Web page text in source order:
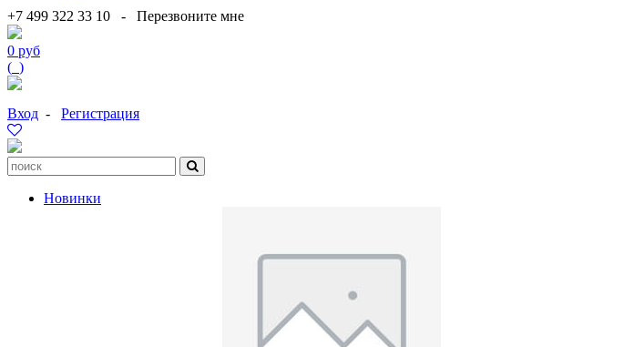
+7 499 322 33 10 - Перезвоните мне
0 руб
( )
Вход - Регистрация
Новинки